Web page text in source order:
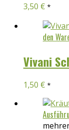
3,50 € *
den
Vivani
1,50 € *